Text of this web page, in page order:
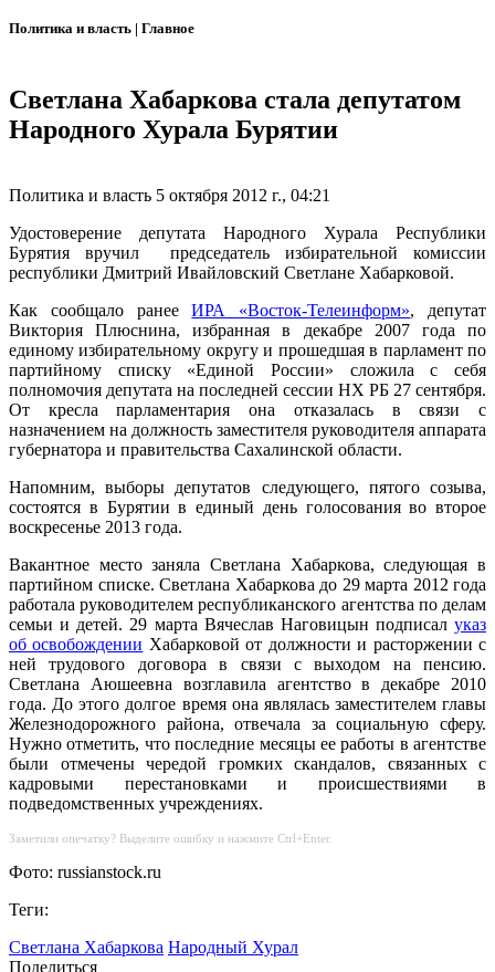
Политика и власть | Главное
Светлана Хабаркова стала депутатом
Народного Хурала Бурятии
Политика и власть 5 октября 2012 г., 04:21
Удостоверение депутата Народного Хурала Республики
Бурятия вручил председатель избирательной комиссии
республики Дмитрий Ивайловский Светлане Хабарковой.
Как сообщало ранееИРА «Восток-Телеинформ», депутат
Виктория Плюснина, избранная в декабре 2007 года по
единому избирательному округу и прошедшая в парламент по
партийному списку «Единой России» сложила с себя
полномочия депутата на последней сессии НХ РБ 27 сентября.
От кресла парламентария она отказалась в связи с
назначением на должность заместителя руководителя аппарата
губернатора и правительства Сахалинской области.
Напомним, выборы депутатов следующего, пятого созыва,
состоятся в Бурятии в единый день голосования во второе
воскресенье 2013 года.
Вакантное место заняла Светлана Хабаркова, следующая в
партийном списке. Светлана Хабаркова до 29 марта 2012 года
работала руководителем республиканского агентства по делам
семьи и детей. 29 марта Вячеслав Наговицын подписал указ
об освобождении Хабарковой от должности и расторжении с
ней трудового договора в связи с выходом на пенсию.
Светлана Аюшеевна возглавила агентство в декабре 2010
года. До этого долгое время она являлась заместителем главы
Железнодорожного района, отвечала за социальную сферу.
Нужно отметить, что последние месяцы ее работы в агентстве
были отмечены чередой громких скандалов, связанных с
кадровыми перестановками и происшествиями в
подведомственных учреждениях.
Заметили опечатку? Выделите ошибку и нажмите Ctrl+Enter.
Фото: russianstock.ru
Теги:
Светлана Хабаркова Народный Хурал
Поделиться